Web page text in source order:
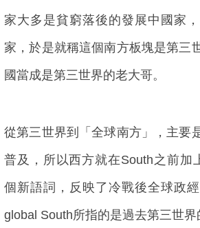
家大多是貧窮落後的發展中國家
家，於是就稱這個南方板塊是第三
國當成是第三世界的老大哥。
從第三世界到「全球南方」，主要
普及，所以西方就在South之前加
個新語詞，反映了冷戰後全球政
global South所指的是過去第三世界